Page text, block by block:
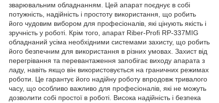
зварювальним обладнанням. Цей апарат поєднує в собі
потужність, надійність і простоту використання, що робить
його чудовим вибором для професіоналів, які цінують якість і
зручність у роботі. Крім того, апарат Riber-Profi RP-337MIG
обладнаний усіма необхідними системами захисту, що робить
його безпечним для використання в різних умовах. Захист від
перегрівання та перевантаження запобігає виходу апарата з
ладу, навіть якщо він використовується на граничних режимах
роботи. Це гарантує його надійну роботу впродовж тривалого
часу, що особливо важливо для професіоналів, які не можуть
дозволити собі простої в роботі. Висока надійність і безпека